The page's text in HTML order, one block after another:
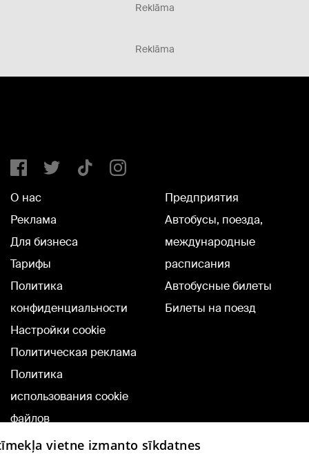
Reklāma
Reklāma
О нас
Реклама
Для бизнеса
Тарифы
Политика
конфиденциальности
Настройки cookie
Политическая реклама
Политика
использования cookie
файлов
Добавление
Предприятия
Автобусы, поезда,
международные
расписания
Автобусные билеты
Билеты на поезд
vietne izmanto sīkdatnes